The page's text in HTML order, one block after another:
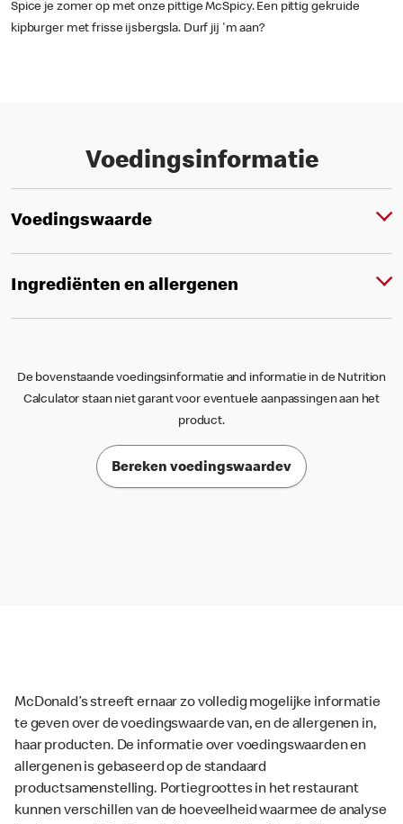
Spice je zomer op met onze pittige McSpicy. Een pittig gekruide
kipburger met frisse ijsbergsla. Durf jij 'm aan?
Voedingsinformatie
Voedingswaarde
Ingrediënten en allergenen
De bovenstaande voedingsinformatie and informatie in de Nutrition
Calculator staan niet garant voor eventuele aanpassingen aan het
product.
Bereken voedingswaardev
McDonald’s streeft ernaar zo volledig mogelijke informatie
te geven over de voedingswaarde van, en de allergenen in,
haar producten. De informatie over voedingswaarden en
allergenen is gebaseerd op de standaard
productsamenstelling. Portiegroottes in het restaurant
kunnen verschillen van de hoeveelheid waarmee de analyse